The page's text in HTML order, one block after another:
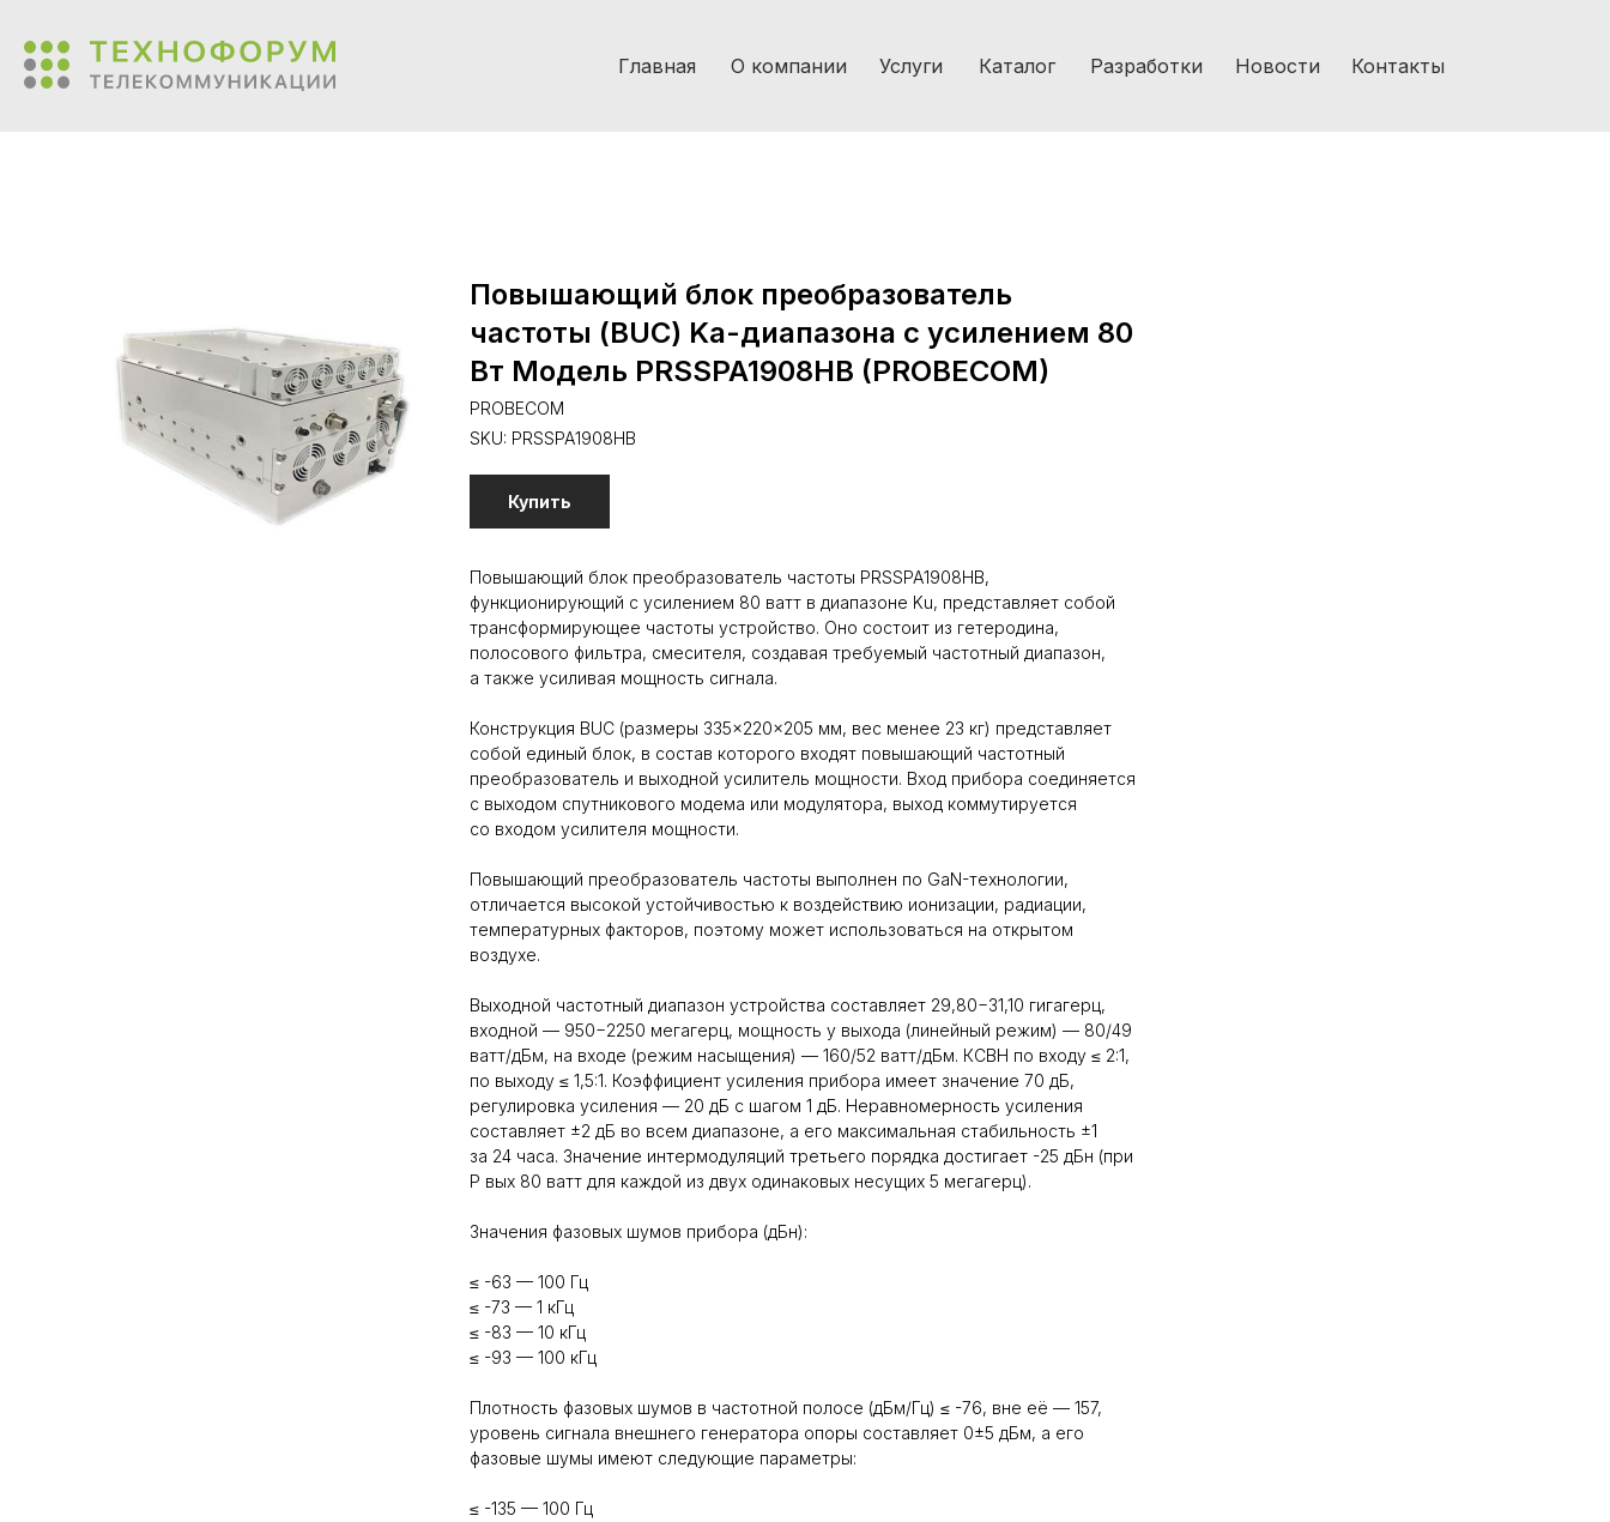
Главная О компании Услуги Каталог Разработки Новости Контакты
Повышающий блок преобразователь
частоты (BUC) Ka-диапазона с усилением 80
Вт Модель PRSSPA1908HB (PROBECOM)
PROBECOM
SKU: PRSSPA1908HB
Купить
Повышающий блок преобразователь частоты PRSSPA1908HB,
функционирующий с усилением 80 ватт в диапазоне Ku, представляет собой
трансформирующее частоты устройство. Оно состоит из гетеродина,
полосового фильтра, смесителя, создавая требуемый частотный диапазон,
а также усиливая мощность сигнала.
Конструкция BUC (размеры 335×220×205 мм, вес менее 23 кг) представляет
собой единый блок, в состав которого входят повышающий частотный
преобразователь и выходной усилитель мощности. Вход прибора соединяется
с выходом спутникового модема или модулятора, выход коммутируется
со входом усилителя мощности.
Повышающий преобразователь частоты выполнен по GaN-технологии,
отличается высокой устойчивостью к воздействию ионизации, радиации,
температурных факторов, поэтому может использоваться на открытом
воздухе.
Выходной частотный диапазон устройства составляет 29,80−31,10 гигагерц,
входной — 950−2250 мегагерц, мощность у выхода (линейный режим) — 80/49
ватт/дБм, на входе (режим насыщения) — 160/52 ватт/дБм. КСВН по входу ≤ 2:1,
по выходу ≤ 1,5:1. Коэффициент усиления прибора имеет значение 70 дБ,
регулировка усиления — 20 дБ с шагом 1 дБ. Неравномерность усиления
составляет ±2 дБ во всем диапазоне, а его максимальная стабильность ±1
за 24 часа. Значение интермодуляций третьего порядка достигает -25 дБн (при
P вых 80 ватт для каждой из двух одинаковых несущих 5 мегагерц).
Значения фазовых шумов прибора (дБн):
≤ -63 — 100 Гц
≤ -73 — 1 кГц
≤ -83 — 10 кГц
≤ -93 — 100 кГц
Плотность фазовых шумов в частотной полосе (дБм/Гц) ≤ -76, вне её — 157,
уровень сигнала внешнего генератора опоры составляет 0±5 дБм, а его
фазовые шумы имеют следующие параметры:
≤ -135 — 100 Гц